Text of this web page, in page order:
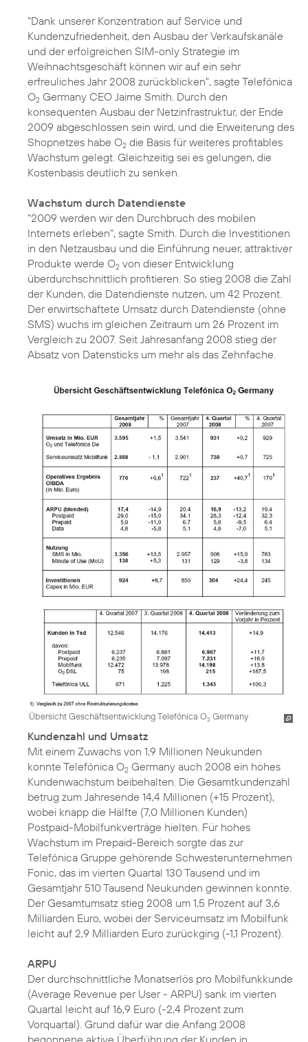
"Dank unserer Konzentration auf Service und
Kundenzufriedenheit, den Ausbau der Verkaufskanäle
und der erfolgreichen SIM-only Strategie im
Weihnachtsgeschäft können wir auf ein sehr
erfreuliches Jahr 2008 zurückblicken", sagte Telefónica
O2 Germany CEO Jaime Smith. Durch den
konsequenten Ausbau der Netzinfrastruktur, der Ende
2009 abgeschlossen sein wird, und die Erweiterung des
Shopnetzes habe O2 die Basis für weiteres profitables
Wachstum gelegt. Gleichzeitig sei es gelungen, die
Kostenbasis deutlich zu senken.
Wachstum durch Datendienste
"2009 werden wir den Durchbruch des mobilen
Internets erleben", sagte Smith. Durch die Investitionen
in den Netzausbau und die Einführung neuer, attraktiver
Produkte werde O2 von dieser Entwicklung
überdurchschnittlich profitieren. So stieg 2008 die Zahl
der Kunden, die Datendienste nutzen, um 42 Prozent.
Der erwirtschaftete Umsatz durch Datendienste (ohne
SMS) wuchs im gleichen Zeitraum um 26 Prozent im
Vergleich zu 2007. Seit Jahresanfang 2008 stieg der
Absatz von Datensticks um mehr als das Zehnfache.
Übersicht Geschäftsentwicklung Telefónica O2 Germany
Kundenzahl und Umsatz
Mit einem Zuwachs von 1,9 Millionen Neukunden
konnte Telefónica O2 Germany auch 2008 ein hohes
Kundenwachstum beibehalten. Die Gesamtkundenzahl
betrug zum Jahresende 14,4 Millionen (+15 Prozent),
wobei knapp die Hälfte (7,0 Millionen Kunden)
Postpaid-Mobilfunkverträge hielten. Für hohes
Wachstum im Prepaid-Bereich sorgte das zur
Telefónica Gruppe gehörende Schwesterunternehmen
Fonic, das im vierten Quartal 130 Tausend und im
Gesamtjahr 510 Tausend Neukunden gewinnen konnte.
Der Gesamtumsatz stieg 2008 um 1,5 Prozent auf 3,6
Milliarden Euro, wobei der Serviceumsatz im Mobilfunk
leicht auf 2,9 Milliarden Euro zurückging (-1,1 Prozent).
ARPU
Der durchschnittliche Monatserlös pro Mobilfunkkunde
(Average Revenue per User - ARPU) sank im vierten
Quartal leicht auf 16,9 Euro (-2,4 Prozent zum
Vorquartal). Grund dafür war die Anfang 2008